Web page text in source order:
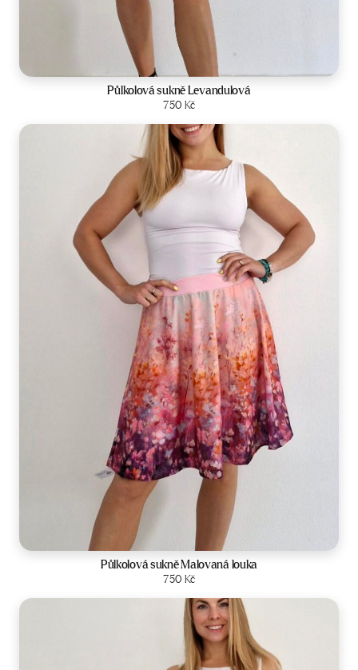
Velikost:
Půlkolová sukně Levandulová
750 Kč
Zobrazit produkt
34-42
Půlkolová sukně Malovaná louka
750 Kč
Zobrazit produkt